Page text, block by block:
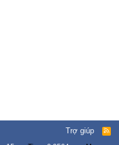
Trợ giúp
R